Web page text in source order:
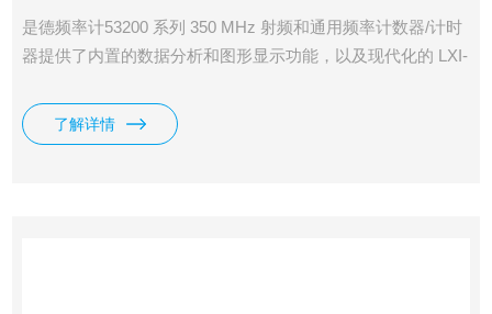
是德频率计53200 系列 350 MHz 射频和通用频率计数器/计时
器提供了内置的数据分析和图形显示功能，以及现代化的 LXI-
了解详情